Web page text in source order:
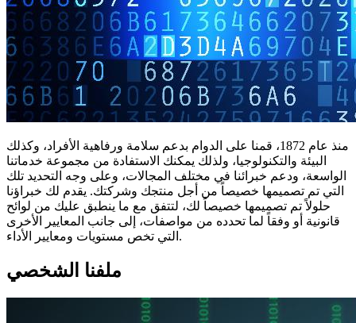
منذ عام 1872، قمنا على الدوام بدعم سلامة ورفاهية الأفراد، وكذلك
البيئة والتكنولوجيا، ولذلك يمكنك الاستفادة من مجموعة خدماتنا
الواسعة، ودعم خبرائنا في مختلف المجالات، وعلى وجه التحديد تلك
التي تم تصميمها خصيصاً من أجل منتجك وشركتك. يقدم لك خبراؤنا
حلولاً تم تصميمها خصيصاً لك، لتتفق مع ما ينطبق عليك من لوائح
قانونية أو وفقاً لما تحدده من مواصفات، إلى جانب المعايير الأخرى
التي تخص مستويات ومعايير الأداء.
ملفنا الشخصي